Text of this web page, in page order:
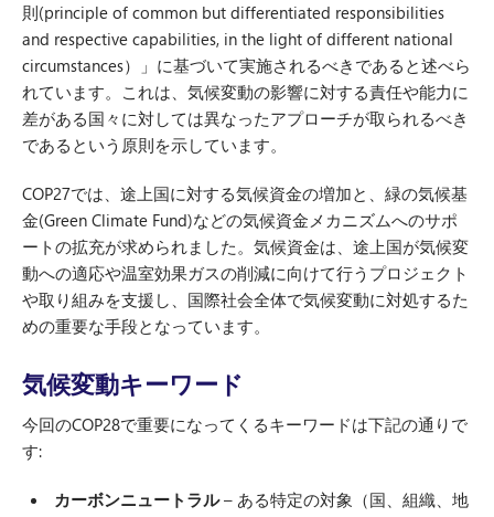
則(principle of common but differentiated responsibilities
and respective capabilities, in the light of different national
circumstances）」に基づいて実施されるべきであると述べら
れています。これは、気候変動の影響に対する責任や能力に
差がある国々に対しては異なったアプローチが取られるべき
であるという原則を示しています。
COP27では、途上国に対する気候資金の増加と、緑の気候基
金(Green Climate Fund)などの気候資金メカニズムへのサポ
ートの拡充が求められました。気候資金は、途上国が気候変
動への適応や温室効果ガスの削減に向けて行うプロジェクト
や取り組みを支援し、国際社会全体で気候変動に対処するた
めの重要な手段となっています。
気候変動キーワード
今回のCOP28で重要になってくるキーワードは下記の通りで
す:
カーボンニュートラル– ある特定の対象（国、組織、地